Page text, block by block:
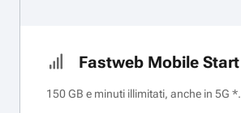
Fastweb Mobile Start
150 GB e minuti illimitati, anche in 5G *.